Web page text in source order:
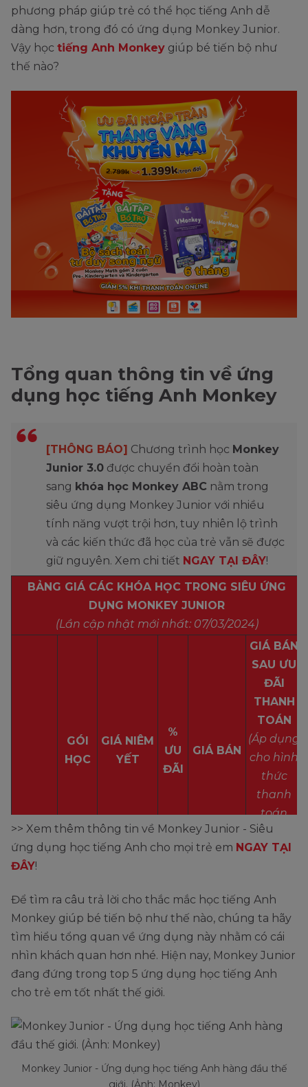
phương pháp giúp trẻ có thể học tiếng Anh dễ
dàng hơn, trong đó có ứng dụng Monkey Junior.
Vậy học tiếng Anh Monkey giúp bé tiến bộ như
thế nào?
Tổng quan thông tin về ứng
dụng học tiếng Anh Monkey
[THÔNG BÁO] Chương trình học Monkey
Junior 3.0 được chuyển đổi hoàn toàn
sang khóa học Monkey ABC nằm trong
siêu ứng dụng Monkey Junior với nhiều
tính năng vượt trội hơn, tuy nhiên lộ trình
và các kiến thức đã học của trẻ vẫn sẽ được
giữ nguyên. Xem chi tiết NGAY TẠI ĐÂY!
BẢNG GIÁ CÁC KHÓA HỌC TRONG SIÊU ỨNG
DỤNG MONKEY JUNIOR
(Lần cập nhật mới nhất: 07/03/2024)
KHÓA
HỌC
GÓI
HỌC
GIÁ NIÊM
YẾT
%
ƯU
ĐÃI
GIÁ BÁN
GIÁ BÁN
SAU ƯU
ĐÃI
THANH
TOÁN
(Áp dụng
cho hình
thức
thanh
toán
chuyển
khoản)
Monkey
Stories
tháng
569.000
1 năm
1.199.000 40% 699.000
664.000
Trọn
đời
2.999.000 50% 1.499.000
1.424.000
Monkey
ABC
5.99.000
1 năm
1.199.000 40% 699.000
664.000
Trọn
đời
1.424.000
>> Xem thêm thông tin về Monkey Junior - Siêu
ứng dụng học tiếng Anh cho mọi trẻ em NGAY TẠI
ĐÂY!
Để tìm ra câu trả lời cho thắc mắc học tiếng Anh
Monkey giúp bé tiến bộ như thế nào, chúng ta hãy
tìm hiểu tổng quan về ứng dụng này nhằm có cái
nhìn khách quan hơn nhé. Hiện nay, Monkey Junior
đang đứng trong top 5 ứng dụng học tiếng Anh
cho trẻ em tốt nhất thế giới.
Monkey Junior - Ứng dụng học tiếng Anh hàng đầu thế
giới. (Ảnh: Monkey)